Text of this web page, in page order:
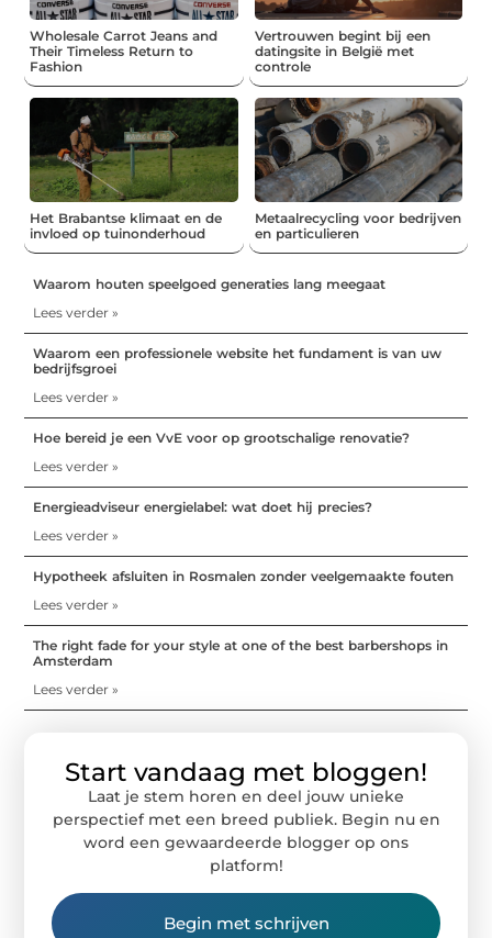
Wholesale Carrot Jeans and
Their Timeless Return to
Fashion
Vertrouwen begint bij een
datingsite in België met
controle
Het Brabantse klimaat en de
invloed op tuinonderhoud
Metaalrecycling voor bedrijven
en particulieren
Waarom houten speelgoed generaties lang meegaat
Lees verder »
Waarom een professionele website het fundament is van uw
bedrijfsgroei
Lees verder »
Hoe bereid je een VvE voor op grootschalige renovatie?
Lees verder »
Energieadviseur energielabel: wat doet hij precies?
Lees verder »
Hypotheek afsluiten in Rosmalen zonder veelgemaakte fouten
Lees verder »
The right fade for your style at one of the best barbershops in
Amsterdam
Lees verder »
Start vandaag met bloggen!
Laat je stem horen en deel jouw unieke
perspectief met een breed publiek. Begin nu en
word een gewaardeerde blogger op ons
platform!
Begin met schrijven